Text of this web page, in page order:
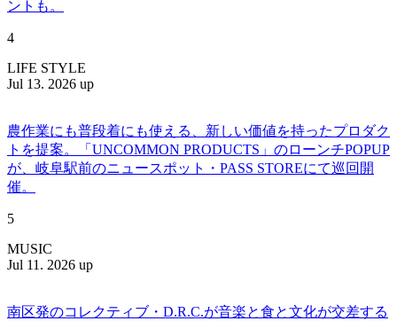
ントも。
4
LIFE STYLE
Jul 13. 2026 up
農作業にも普段着にも使える、新しい価値を持ったプロダク
トを提案。「UNCOMMON PRODUCTS」のローンチPOPUP
が、岐阜駅前のニュースポット・PASS STOREにて巡回開
催。
5
MUSIC
Jul 11. 2026 up
南区発のコレクティブ・D.R.C.が⾳楽と⾷と⽂化が交差する